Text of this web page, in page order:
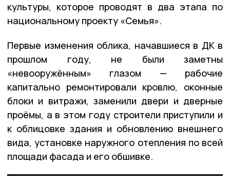
культуры, которое проводят в два этапа по
национальному проекту «Семья».
Первые изменения облика, начавшиеся в ДК в
прошлом году, не были заметны
«невооружённым» глазом — рабочие
капитально ремонтировали кровлю, оконные
блоки и витражи, заменили двери и дверные
проёмы, а в этом году строители приступили и
к облицовке здания и обновлению внешнего
вида, установке наружного отепления по всей
площади фасада и его обшивке.